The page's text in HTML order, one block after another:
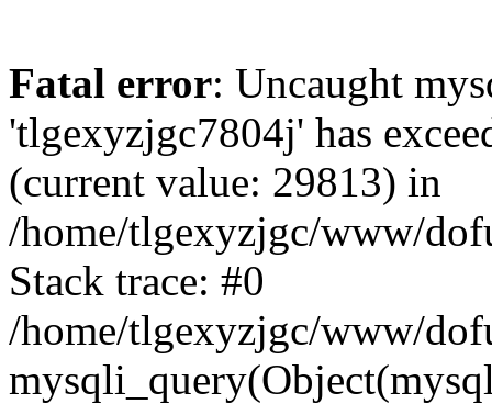
Fatal error: Uncaught
'tlgexyzjgc7804j' has
(current value: 29813) in
/home/tlgexyzjgc/www/
Stack trace: #0
/home/tlgexyzjgc/www/